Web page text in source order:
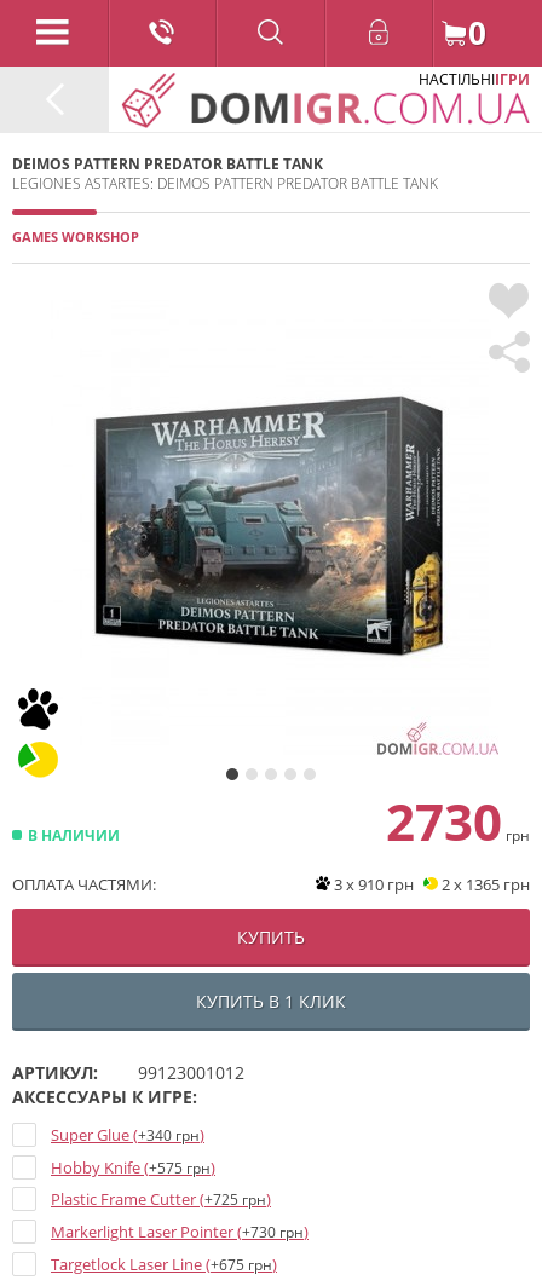
0
НАСТІЛЬНІІГРИ
DEIMOS PATTERN PREDATOR BATTLE TANK
LEGIONES ASTARTES: DEIMOS PATTERN PREDATOR BATTLE TANK
GAMES WORKSHOP
В НАЛИЧИИ 2730 грн
ОПЛАТА ЧАСТЯМИ: 3 x 910 грн 2 x 1365 грн
КУПИТЬ
КУПИТЬ В 1 КЛИК
АРТИКУЛ:
99123001012
АКСЕССУАРЫ К ИГРЕ:
Super Glue (+340 грн)
Hobby Knife (+575 грн)
Plastic Frame Cutter (+725 грн)
Markerlight Laser Pointer (+730 грн)
Targetlock Laser Line (+675 грн)